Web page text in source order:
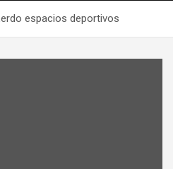
espacios deportivos